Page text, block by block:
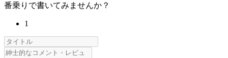
番乗りで書いてみませんか？
1